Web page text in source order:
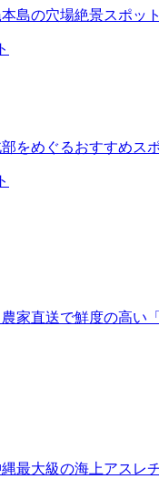
本島の穴場絶景スポッ
をめぐるおすすめス
家直送で鮮度の高い
最大級の海上アスレ